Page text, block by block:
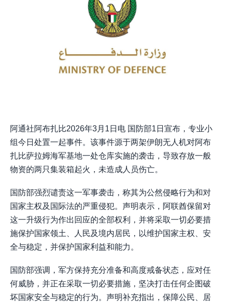
阿通社阿布扎比2026年3月1日电 国防部1日宣布，专业小
组今日处置一起事件。该事件源于两架伊朗无人机对阿布
扎比萨拉姆海军基地一处仓库实施的袭击，导致存放一般
物资的两只集装箱起火，未造成人员伤亡。
国防部强烈谴责这一军事袭击，称其为公然侵略行为和对
国家主权及国际法的严重侵犯。声明表示，阿联酋保留对
这一升级行为作出回应的全部权利，并将采取一切必要措
施保护国家领土、人民及境内居民，以维护国家主权、安
全与稳定，并保护国家利益和能力。
国防部强调，军方保持充分准备和高度戒备状态，应对任
何威胁，并正在采取一切必要措施，坚决打击任何企图破
坏国家安全与稳定的行为。声明补充指出，保障公民、居